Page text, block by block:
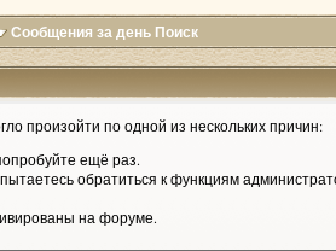
Сообщения за день Поиск
произойти по одной из нескольких причин:
ещё раз.
обратиться к функциям
на форуме.